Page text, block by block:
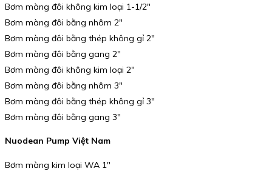
Bơm màng đôi không kim loại 1-1/2″
Bơm màng đôi bằng nhôm 2″
Bơm màng đôi bằng thép không gỉ 2″
Bơm màng đôi bằng gang 2″
Bơm màng đôi không kim loại 2″
Bơm màng đôi bằng nhôm 3″
Bơm màng đôi bằng thép không gỉ 3″
Bơm màng đôi bằng gang 3″
Nuodean Pump Việt Nam
Bơm màng kim loại WA 1″